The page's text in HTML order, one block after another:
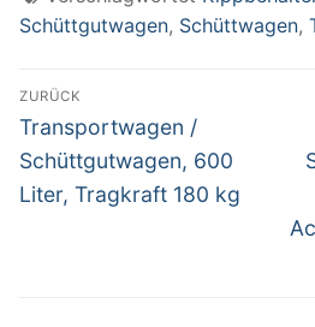
Schüttgutwagen, Schüttwagen,
Beitragsnavigation
ZURÜCK
Vorheriger
Beitrag:
Transportwagen /
Schüttgutwagen, 600
Liter, Tragkraft 180 kg